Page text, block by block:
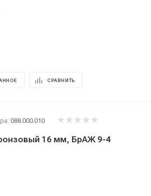
СРАВНИТЬ
088.000.010
16 мм, БрАЖ 9-4